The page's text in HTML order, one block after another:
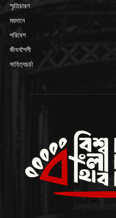
স্মৃতিচারণ
ময়দানে
পরিবেশ
জীবনশৈলী
সাহিত্যচর্চা